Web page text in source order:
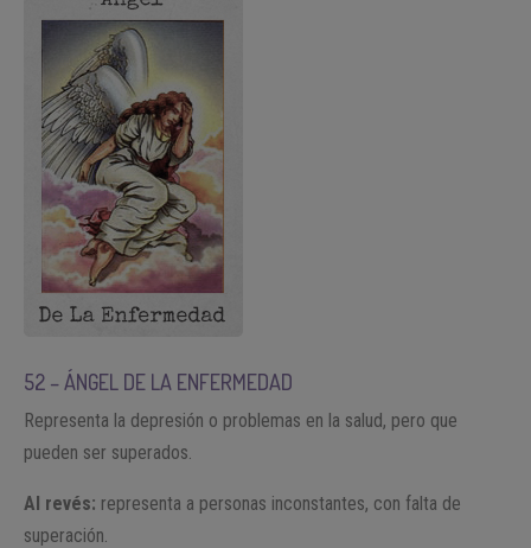
52 – ÁNGEL DE LA ENFERMEDAD
Representa la depresión o problemas en la salud, pero que
pueden ser superados.
Al revés: representa a personas inconstantes, con falta de
superación.